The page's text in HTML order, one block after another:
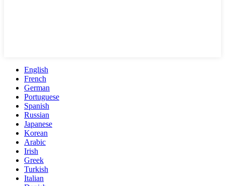
English
French
German
Portuguese
Spanish
Russian
Japanese
Korean
Arabic
Irish
Greek
Turkish
Italian